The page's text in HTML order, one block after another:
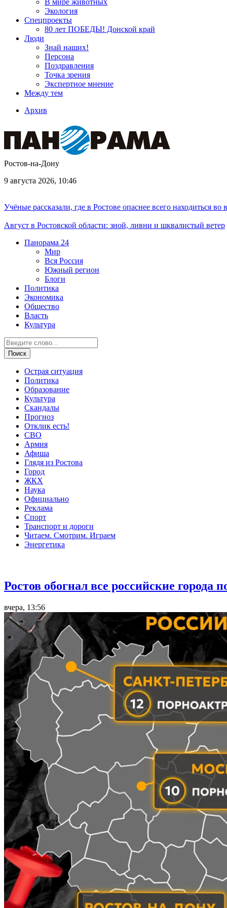
В мире животных
Экология
Спецпроекты
80 лет ПОБЕДЫ! Донской край
Люди
Знай наших!
Персона
Поздравления
Точка зрения
Экспертное мнение
Между тем
Архив
Ростов-на-Дону
9 августа 2026, 10:46
Учёные рассказали, где в Ростове опаснее всего находиться во
Август в Ростовской области: зной, ливни и шквалистый ветер
Панорама 24
Мир
Вся Россия
Южный регион
Блоги
Политика
Экономика
Общество
Власть
Культура
Острая ситуация
Политика
Образование
Культура
Скандалы
Прогноз
Отклик есть!
СВО
Армия
Афиша
Глядя из Ростова
Город
ЖКХ
Наука
Официально
Реклама
Спорт
Транспорт и дороги
Читаем. Смотрим. Играем
Энергетика
Ростов обогнал все российские города
вчера, 13:56